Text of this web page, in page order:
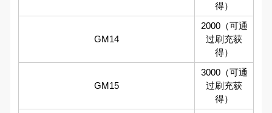
得）
GM14
2000（可通
过刷充获
得）
GM15
3000（可通
过刷充获
得）